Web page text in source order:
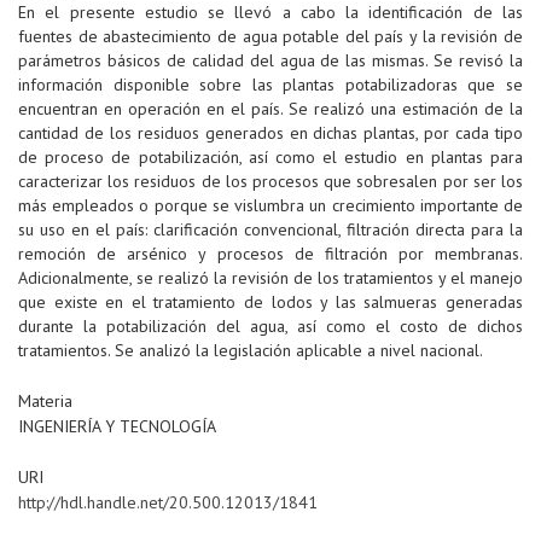
En el presente estudio se llevó a cabo la identificación de las
fuentes de abastecimiento de agua potable del país y la revisión de
parámetros básicos de calidad del agua de las mismas. Se revisó la
información disponible sobre las plantas potabilizadoras que se
encuentran en operación en el país. Se realizó una estimación de la
cantidad de los residuos generados en dichas plantas, por cada tipo
de proceso de potabilización, así como el estudio en plantas para
caracterizar los residuos de los procesos que sobresalen por ser los
más empleados o porque se vislumbra un crecimiento importante de
su uso en el país: clarificación convencional, filtración directa para la
remoción de arsénico y procesos de filtración por membranas.
Adicionalmente, se realizó la revisión de los tratamientos y el manejo
que existe en el tratamiento de lodos y las salmueras generadas
durante la potabilización del agua, así como el costo de dichos
tratamientos. Se analizó la legislación aplicable a nivel nacional.
Materia
INGENIERÍA Y TECNOLOGÍA
URI
http://hdl.handle.net/20.500.12013/1841